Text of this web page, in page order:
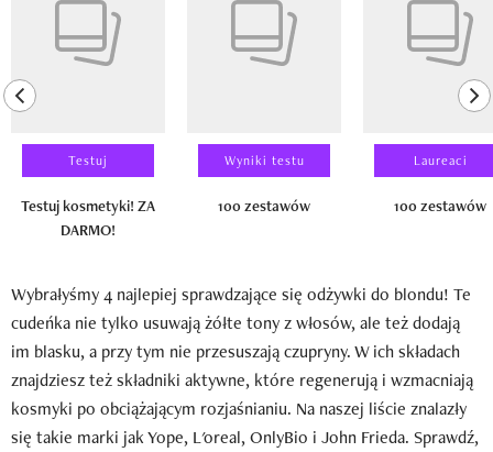
previous element
Testuj
Testuj kosmetyki! ZA
DARMO!
Wyniki testu
100 zestawów
Laureaci
100 zestawów
Wybrałyśmy 4 najlepiej sprawdzające się odżywki do blondu! Te
cudeńka nie tylko usuwają żółte tony z włosów, ale też dodają
im blasku, a przy tym nie przesuszają czupryny. W ich składach
znajdziesz też składniki aktywne, które regenerują i wzmacniają
kosmyki po obciążającym rozjaśnianiu. Na naszej liście znalazły
się takie marki jak Yope, L'oreal, OnlyBio i John Frieda. Sprawdź,